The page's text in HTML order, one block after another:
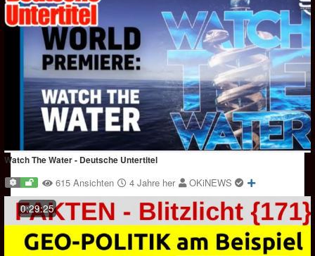
Watch The Water - Deutsche Untertitel
615 Ansichten 4 Jahre her
OKiNEWS
0:29:25